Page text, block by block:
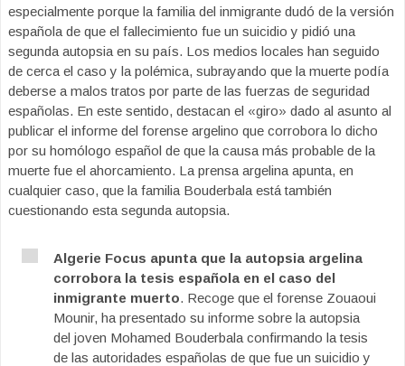
especialmente porque la familia del inmigrante dudó de la versión
española de que el fallecimiento fue un suicidio y pidió una
segunda autopsia en su país. Los medios locales han seguido
de cerca el caso y la polémica, subrayando que la muerte podía
deberse a malos tratos por parte de las fuerzas de seguridad
españolas. En este sentido, destacan el «giro» dado al asunto al
publicar el informe del forense argelino que corrobora lo dicho
por su homólogo español de que la causa más probable de la
muerte fue el ahorcamiento. La prensa argelina apunta, en
cualquier caso, que la familia Bouderbala está también
cuestionando esta segunda autopsia.
Algerie Focus apunta que la autopsia argelina
corrobora la tesis española en el caso del
inmigrante muerto. Recoge que el forense Zouaoui
Mounir, ha presentado su informe sobre la autopsia
del joven Mohamed Bouderbala confirmando la tesis
de las autoridades españolas de que fue un suicidio y